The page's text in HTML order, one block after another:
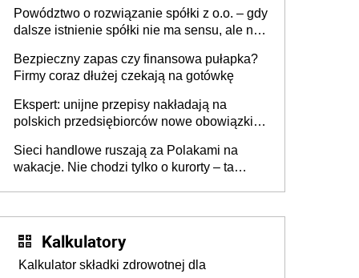
Powództwo o rozwiązanie spółki z o.o. – gdy
dalsze istnienie spółki nie ma sensu, ale nie
Bezpieczny zapas czy finansowa pułapka?
Firmy coraz dłużej czekają na gotówkę
Ekspert: unijne przepisy nakładają na
polskich przedsiębiorców nowe obowiązki w
Sieci handlowe ruszają za Polakami na
wakacje. Nie chodzi tylko o kurorty – ta
Kalkulatory
Kalkulator składki zdrowotnej dla